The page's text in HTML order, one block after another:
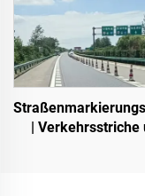
| Verkehrsstriche